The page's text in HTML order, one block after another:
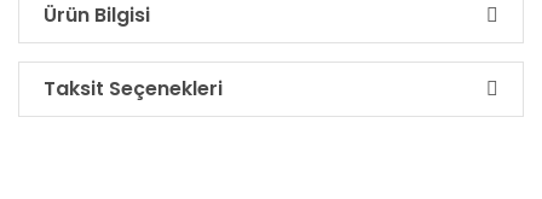
Ürün Bilgisi
Taksit Seçenekleri